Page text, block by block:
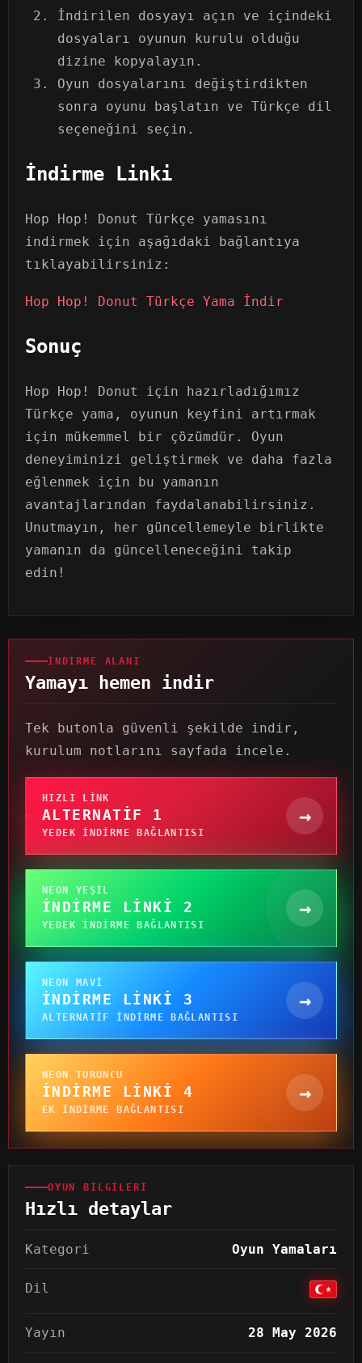
İndirilen dosyayı açın ve içindeki
dosyaları oyunun kurulu olduğu
dizine kopyalayın.
Oyun dosyalarını değiştirdikten
sonra oyunu başlatın ve Türkçe dil
seçeneğini seçin.
İndirme Linki
Hop Hop! Donut Türkçe yamasını
indirmek için aşağıdaki bağlantıya
tıklayabilirsiniz:
Hop Hop! Donut Türkçe Yama İndir
Sonuç
Hop Hop! Donut için hazırladığımız
Türkçe yama, oyunun keyfini artırmak
için mükemmel bir çözümdür. Oyun
deneyiminizi geliştirmek ve daha fazla
eğlenmek için bu yamanın
avantajlarından faydalanabilirsiniz.
Unutmayın, her güncellemeyle birlikte
yamanın da güncelleneceğini takip
edin!
İNDIRME ALANI
Yamayı hemen indir
Tek butonla güvenli şekilde indir,
kurulum notlarını sayfada incele.
HIZLI LINK
ALTERNATIF 1
YEDEK INDIRME BAĞLANTISI
→
NEON YEŞIL
İNDIRME LINKI 2
YEDEK INDIRME BAĞLANTISI
→
NEON MAVI
İNDIRME LINKI 3
ALTERNATIF INDIRME BAĞLANTISI
→
NEON TURUNCU
İNDIRME LINKI 4
EK INDIRME BAĞLANTISI
→
OYUN BILGILERI
Hızlı detaylar
Kategori Oyun Yamaları
Dil
Yayın 28 May 2026